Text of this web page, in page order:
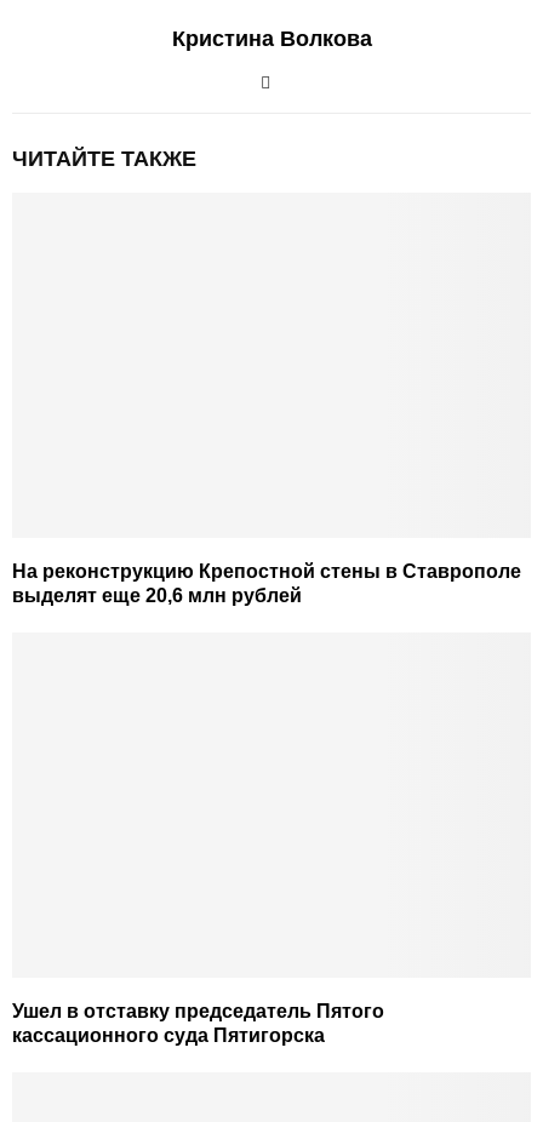
Кристина Волкова
ЧИТАЙТЕ ТАКЖЕ
На реконструкцию Крепостной стены в Ставрополе
выделят еще 20,6 млн рублей
Ушел в отставку председатель Пятого
кассационного суда Пятигорска